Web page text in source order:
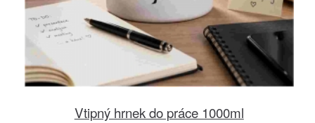
Vtipný hrnek do práce 1000ml